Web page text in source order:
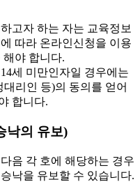
고자 하는 자는 교육정보
따라 온라인신청을 이용
야 합니다.
세 미만인자일 경우에는
리인 등)의 동의를 얻어
합니다.
낙의 유보)
음 각 호에 해당하는 경우
낙을 유보할 수 있습니다.